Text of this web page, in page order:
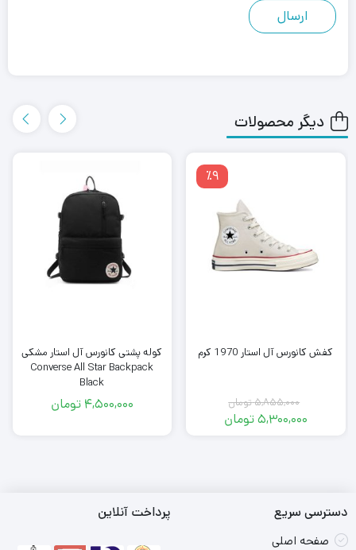
دیگر محصولات
٪9
کفش کانورس آل استار 1970 کرم
5,855,000تومان
قیمت5,300,000تومان
کوله پشتی کانورس آل استار مشکی
Converse All Star Backpack
Black
4,500,000 تومان
دسترسی سریع
صفحه اصلی
پرداخت آنلاین